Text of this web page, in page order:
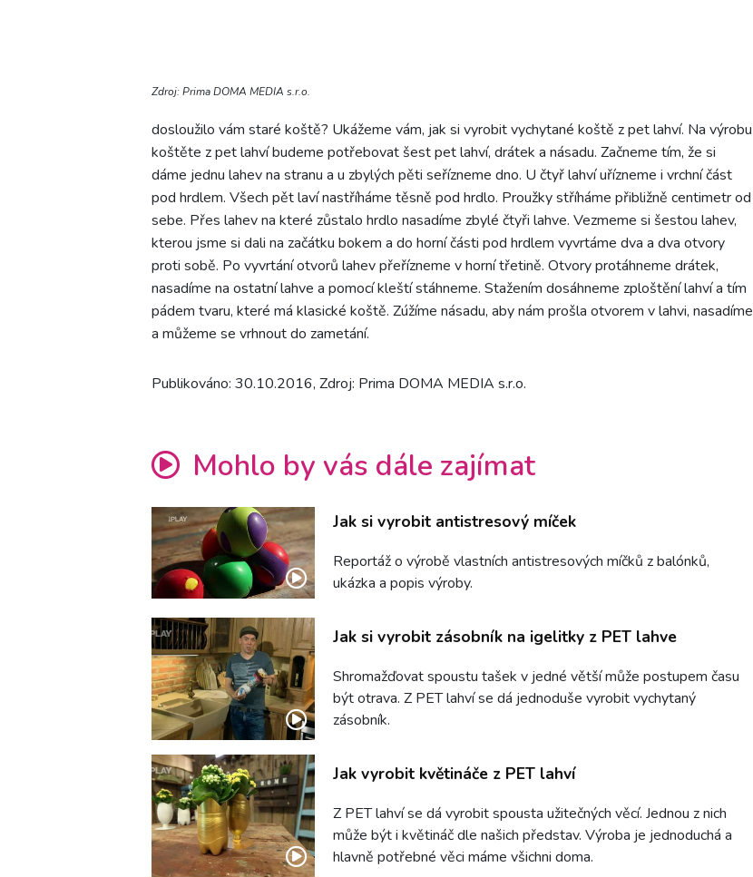
Zdroj: Prima DOMA MEDIA s.r.o.
dosloužilo vám staré koště? Ukážeme vám, jak si vyrobit vychytané koště z pet lahví. Na výrobu
koštěte z pet lahví budeme potřebovat šest pet lahví, drátek a násadu. Začneme tím, že si
dáme jednu lahev na stranu a u zbylých pěti seřízneme dno. U čtyř lahví uřízneme i vrchní část
pod hrdlem. Všech pět laví nastříháme těsně pod hrdlo. Proužky stříháme přibližně centimetr od
sebe. Přes lahev na které zůstalo hrdlo nasadíme zbylé čtyři lahve. Vezmeme si šestou lahev,
kterou jsme si dali na začátku bokem a do horní části pod hrdlem vyvrtáme dva a dva otvory
proti sobě. Po vyvrtání otvorů lahev přeřízneme v horní třetině. Otvory protáhneme drátek,
nasadíme na ostatní lahve a pomocí kleští stáhneme. Stažením dosáhneme zploštění lahví a tím
pádem tvaru, které má klasické koště. Zúžíme násadu, aby nám prošla otvorem v lahvi, nasadíme
a můžeme se vrhnout do zametání.
Publikováno: 30.10.2016, Zdroj: Prima DOMA MEDIA s.r.o.
Mohlo by vás dále zajímat
Jak si vyrobit antistresový míček
Reportáž o výrobě vlastních antistresových míčků z balónků,
ukázka a popis výroby.
Jak si vyrobit zásobník na igelitky z PET lahve
Shromažďovat spoustu tašek v jedné větší může postupem času
být otrava. Z PET lahví se dá jednoduše vyrobit vychytaný
zásobník.
Jak vyrobit květináče z PET lahví
Z PET lahví se dá vyrobit spousta užitečných věcí. Jednou z nich
může být i květináč dle našich představ. Výroba je jednoduchá a
hlavně potřebné věci máme všichni doma.